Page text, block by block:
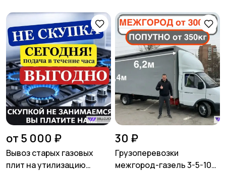
от 5 000 ₽
Вывоз старых газовых
плит на утилизацию
30 ₽
Грузоперевозки
межгород-газель 3-5-10